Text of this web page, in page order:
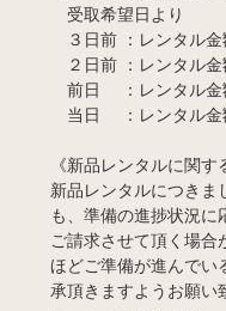
受取希望日より
３日前 ：レンタル金
２日前 ：レンタル金
前日 ：レンタル金
当日 ：レンタル金
《新品レンタルに関す
新品レンタルにつきま
も、準備の進捗状況に
ご請求させて頂く場合
ほどご準備が進んでい
承頂きますようお願い